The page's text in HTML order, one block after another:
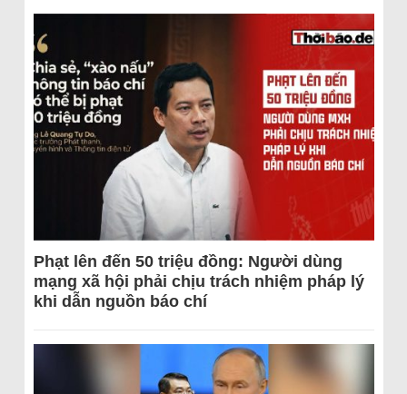
Phạt lên đến 50 triệu đồng: Người dùng
mạng xã hội phải chịu trách nhiệm pháp lý
khi dẫn nguồn báo chí